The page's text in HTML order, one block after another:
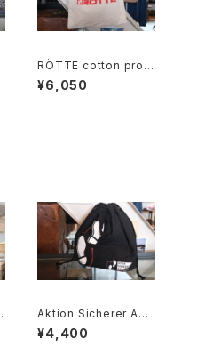
RÖTTE cotton prom
otional shoulder Ba
g
¥6,050
Aktion Sicherer Auft
ritt cotton promotio
nal drawstring Bag
¥4,400